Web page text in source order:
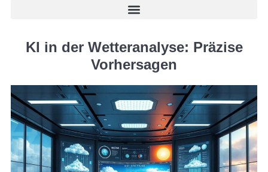
KI in der Wetteranalyse: Präzise
Vorhersagen